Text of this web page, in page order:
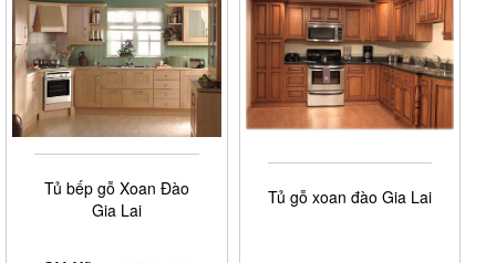
Tủ bếp gỗ Xoan Đào
Gia Lai
Tủ gỗ xoan đào Gia Lai